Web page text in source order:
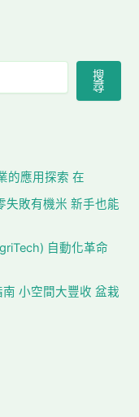
搜
尋
的應用探索 在
失敗有機米 新手也能
自動化革命
小空間大豐收 盆栽